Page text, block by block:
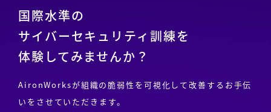
国際水準の
サイバーセキュリティ訓練を
体験してみませんか？
AironWorksが組織の脆弱性を可視化して改善するお手伝
いをさせていただきます。